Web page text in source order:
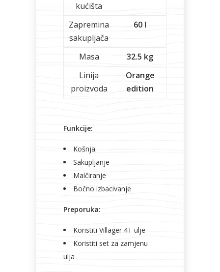
kućišta
Zapremina
sakupljača
60 l
Masa
32.5 kg
Linija
proizvoda
Orange
edition
Funkcije:
Košnja
Sakupljanje
Malčiranje
Bočno izbacivanje
Preporuka:
Koristiti Villager 4T ulje
Koristiti set za zamjenu
ulja